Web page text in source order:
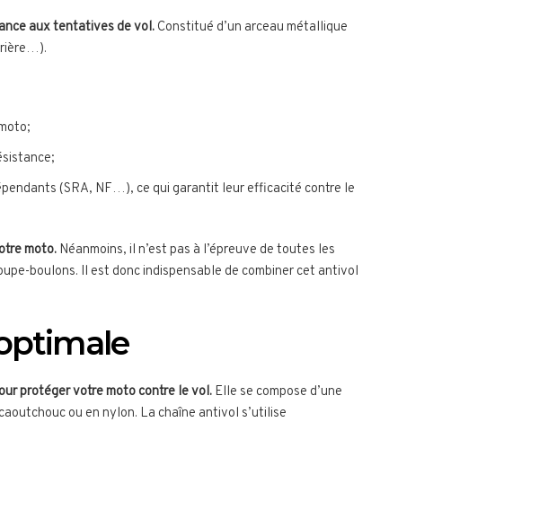
aux tentatives de vol. Constitué d’un arceau métallique
(SRA, NF…), ce qui garantit leur efficacité contre le
moto. Néanmoins, il n’est pas à l’épreuve de toutes les
boulons. Il est donc indispensable de combiner cet antivol
protéger votre moto contre le vol. Elle se compose d’une
ou en nylon. La chaîne antivol s’utilise